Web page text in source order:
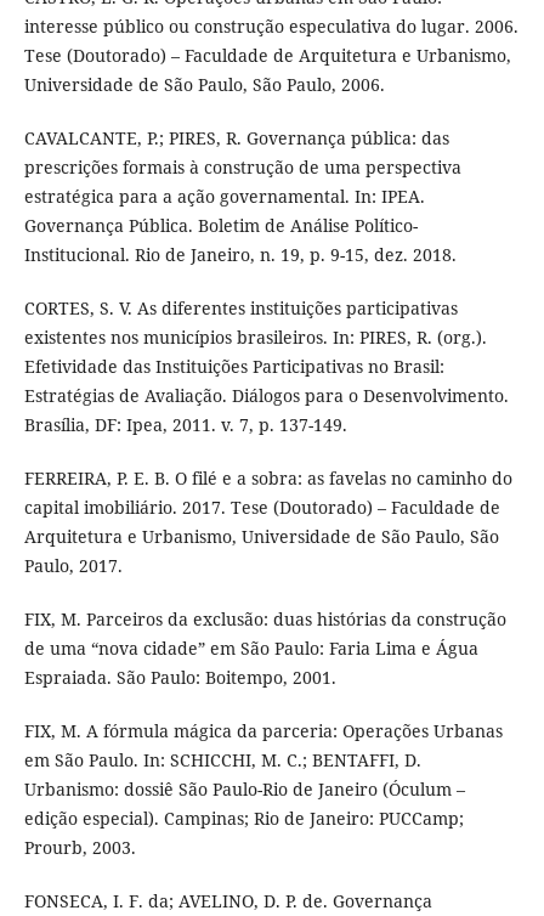
interesse público ou construção especulativa do lugar. 2006.
Tese (Doutorado) – Faculdade de Arquitetura e Urbanismo,
Universidade de São Paulo, São Paulo, 2006.
CAVALCANTE, P.; PIRES, R. Governança pública: das
prescrições formais à construção de uma perspectiva
estratégica para a ação governamental. In: IPEA.
Governança Pública. Boletim de Análise Político-
Institucional. Rio de Janeiro, n. 19, p. 9-15, dez. 2018.
CORTES, S. V. As diferentes instituições participativas
existentes nos municípios brasileiros. In: PIRES, R. (org.).
Efetividade das Instituições Participativas no Brasil:
Estratégias de Avaliação. Diálogos para o Desenvolvimento.
Brasília, DF: Ipea, 2011. v. 7, p. 137-149.
FERREIRA, P. E. B. O filé e a sobra: as favelas no caminho do
capital imobiliário. 2017. Tese (Doutorado) – Faculdade de
Arquitetura e Urbanismo, Universidade de São Paulo, São
Paulo, 2017.
FIX, M. Parceiros da exclusão: duas histórias da construção
de uma “nova cidade” em São Paulo: Faria Lima e Água
Espraiada. São Paulo: Boitempo, 2001.
FIX, M. A fórmula mágica da parceria: Operações Urbanas
em São Paulo. In: SCHICCHI, M. C.; BENTAFFI, D.
Urbanismo: dossiê São Paulo-Rio de Janeiro (Óculum –
edição especial). Campinas; Rio de Janeiro: PUCCamp;
Prourb, 2003.
FONSECA, I. F. da; AVELINO, D. P. de. Governança